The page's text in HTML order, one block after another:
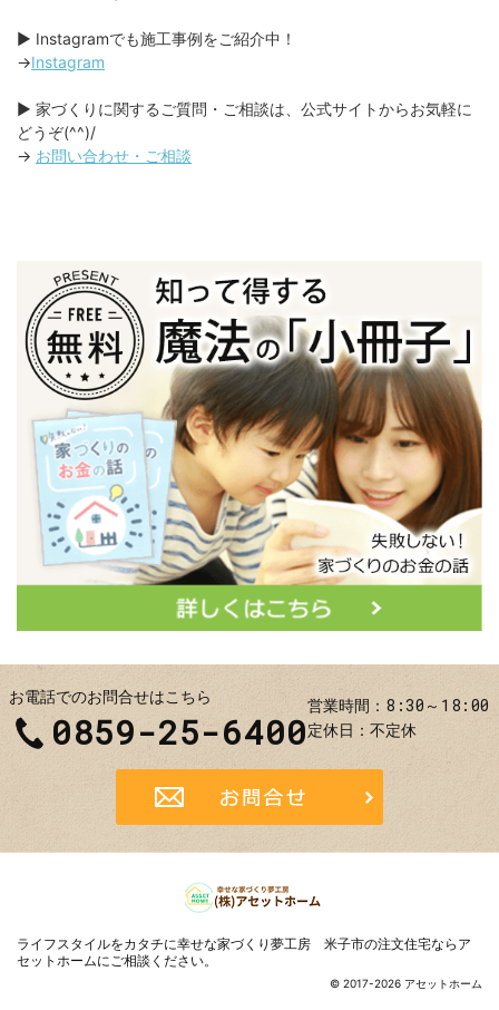
▶︎ Instagramでも施工事例をご紹介中！
→Instagram
▶︎ 家づくりに関するご質問・ご相談は、公式サイトからお気軽に
どうぞ(^^)/
→ お問い合わせ・ご相談
お電話でのお問合せはこちら
0859-25-6400
営業時間 8:30～18:00
定休日 不定休
© 2017-2026 アセットホーム
ライフスタイルをカタチに幸せな家づくり夢工房 米子市の注文住宅ならア
セットホームにご相談ください。